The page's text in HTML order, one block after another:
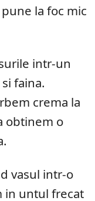
la foc mic
intr-un
faina.
crema la
obtinem o
vasul intr-o
in untul frecat